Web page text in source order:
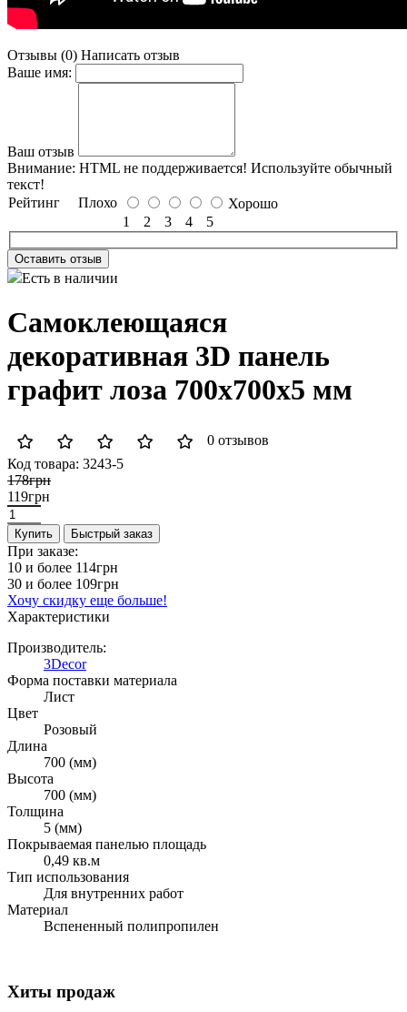
Отзывы (0) Написать отзыв
Ваше имя:
Ваш отзыв
Внимание: HTML не поддерживается! Используйте обычный
текст!
Рейтинг Плохо
Хорошо
1
2 3 4 5
Оставить отзыв
Есть в наличии
Самоклеющаяся
декоративная 3D панель
графит лоза 700x700x5 мм
0 отзывов
Код товара: 3243-5
178грн
119грн
Купить Быстрый заказ
При заказе:
10 и более 114грн
30 и более 109грн
Хочу скидку еще больше!
Характеристики
Производитель:
3Decor
Форма поставки материала
Лист
Цвет
Розовый
Длина
700 (мм)
Высота
700 (мм)
Толщина
5 (мм)
Покрываемая панелью площадь
0,49 кв.м
Тип использования
Для внутренних работ
Материал
Вспененный полипропилен
Хиты продаж